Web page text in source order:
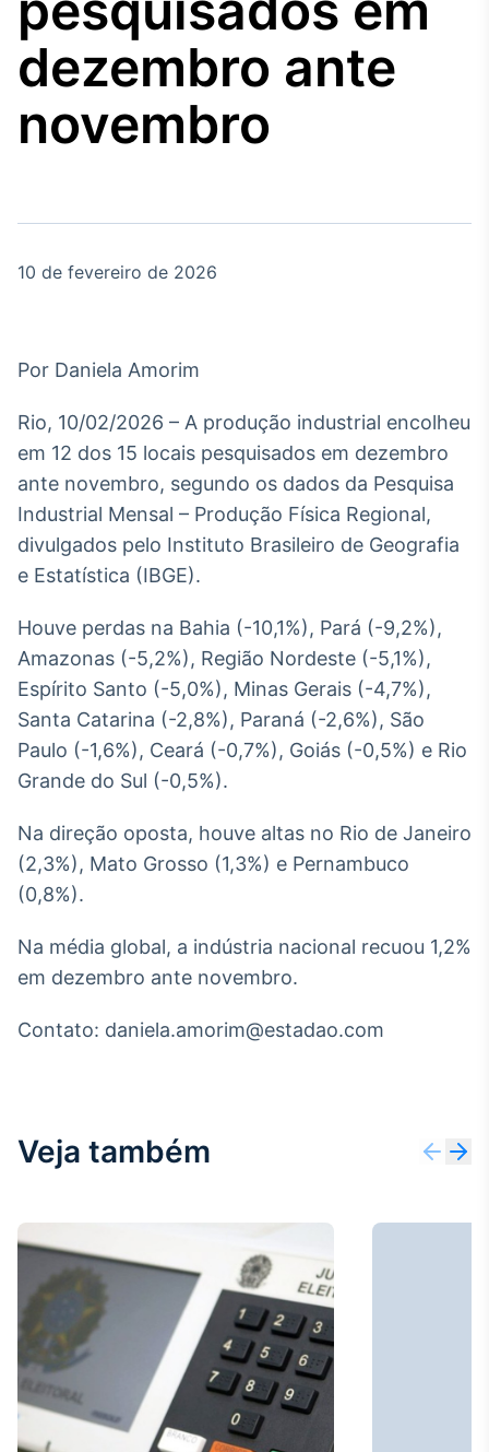
Agro
Tudo sobre o
agronegócio
no Brasil
Broadcast
White Label
Plataforma para
e Conteúdos
Broadcast
OTC
Plataforma para
negociação de
ativos
Broadcast
Datafeed
dados
Ticker
Cotações e
para conteúdos e
funcionalidades
Broadcast
Wallboard
Conteúdos e
dados para
displays e telas
dezembro ante
novembro
10 de fevereiro de 2026
Por Daniela Amorim
Rio, 10/02/2026 – A produção industrial encolheu
em 12 dos 15 locais pesquisados em dezembro
ante novembro, segundo os dados da Pesquisa
Industrial Mensal – Produção Física Regional,
divulgados pelo Instituto Brasileiro de Geografia
e Estatística (IBGE).
Houve perdas na Bahia (-10,1%), Pará (-9,2%),
Amazonas (-5,2%), Região Nordeste (-5,1%),
Espírito Santo (-5,0%), Minas Gerais (-4,7%),
Santa Catarina (-2,8%), Paraná (-2,6%), São
Paulo (-1,6%), Ceará (-0,7%), Goiás (-0,5%) e Rio
Grande do Sul (-0,5%).
Na direção oposta, houve altas no Rio de Janeiro
(2,3%), Mato Grosso (1,3%) e Pernambuco
(0,8%).
Na média global, a indústria nacional recuou 1,2%
em dezembro ante novembro.
Contato: daniela.amorim@estadao.com
Veja também